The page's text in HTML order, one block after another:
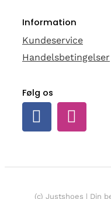
Information
Kundeservice
Handelsbetingelser
Følg os
(c) Justshoes | Din